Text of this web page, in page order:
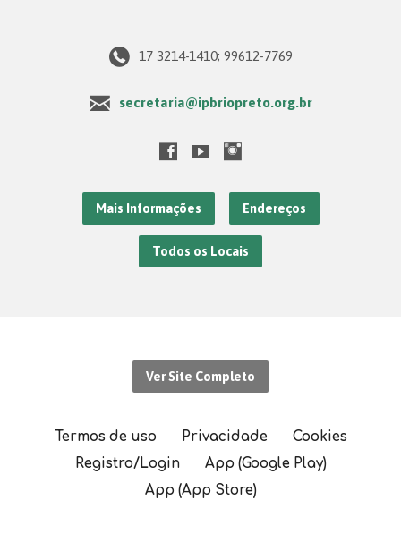
17 3214-1410; 99612-7769
secretaria@ipbriopreto.org.br
Mais Informações Endereços
Todos os Locais
Ver Site Completo
Termos de uso Privacidade
Cookies
Registro/Login
App (Google Play)
App (App Store)